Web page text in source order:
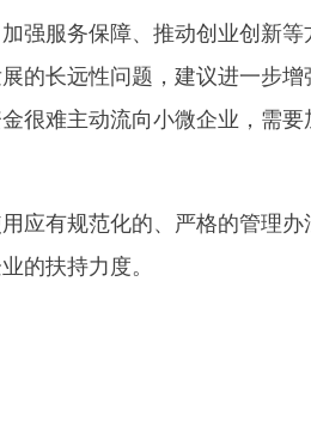
服务保障、推动创业创新等
的长远性问题，建议进一步增
很难主动流向小微企业，需要
有规范化的、严格的管理办
的扶持力度。